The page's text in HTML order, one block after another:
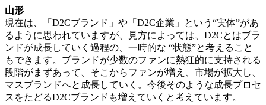
山形
現在は、「D2Cブランド」や「D2C企業」という“実体”があ
るように思われていますが、見方によっては、D2Cとはブラ
ンドが成長していく過程の、一時的な “状態”と考えること
もできます。ブランドが少数のファンに熱狂的に支持される
段階がまずあって、そこからファンが増え、市場が拡大し、
マスブランドへと成長していく。今後そのような成長プロセ
スをたどるD2Cブランドも増えていくと考えています。